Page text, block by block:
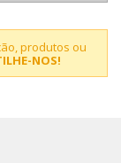
produtos ou
NOS!